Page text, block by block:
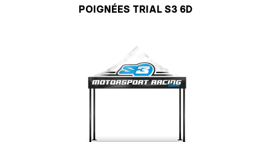
POIGNÉES TRIAL S3 6D